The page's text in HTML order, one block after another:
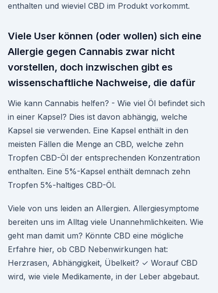
enthalten und wieviel CBD im Produkt vorkommt.
Viele User können (oder wollen) sich eine
Allergie gegen Cannabis zwar nicht
vorstellen, doch inzwischen gibt es
wissenschaftliche Nachweise, die dafür
Wie kann Cannabis helfen? - Wie viel Öl befindet sich
in einer Kapsel? Dies ist davon abhängig, welche
Kapsel sie verwenden. Eine Kapsel enthält in den
meisten Fällen die Menge an CBD, welche zehn
Tropfen CBD-Öl der entsprechenden Konzentration
enthalten. Eine 5%-Kapsel enthält demnach zehn
Tropfen 5%-haltiges CBD-Öl.
Viele von uns leiden an Allergien. Allergiesymptome
bereiten uns im Alltag viele Unannehmlichkeiten. Wie
geht man damit um? Könnte CBD eine mögliche
Erfahre hier, ob CBD Nebenwirkungen hat:
Herzrasen, Abhängigkeit, Übelkeit? ✓ Worauf CBD
wird, wie viele Medikamente, in der Leber abgebaut.